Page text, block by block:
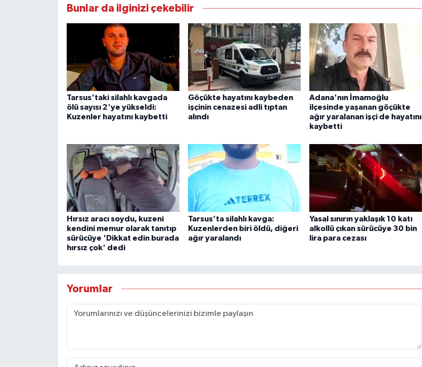
Bunlar da ilginizi çekebilir
Tarsus'taki silahlı kavgada
ölü sayısı 2'ye yükseldi:
Kuzenler hayatını kaybetti
Göçükte hayatını kaybeden
işçinin cenazesi adli tıptan
alındı
Adana'nın İmamoğlu
ilçesinde yaşanan göçükte
ağır yaralanan işçi de hayatını
kaybetti
Hırsız aracı soydu, kuzeni
kendini memur olarak tanıtıp
sürücüye 'Dikkat edin burada
hırsız çok' dedi
Tarsus'ta silahlı kavga:
Kuzenlerden biri öldü, diğeri
ağır yaralandı
Yasal sınırın yaklaşık 10 katı
alkollü çıkan sürücüye 30 bin
lira para cezası
Yorumlar